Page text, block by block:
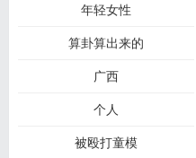
年轻女性
算卦算出来的
广西
个人
被殴打童模